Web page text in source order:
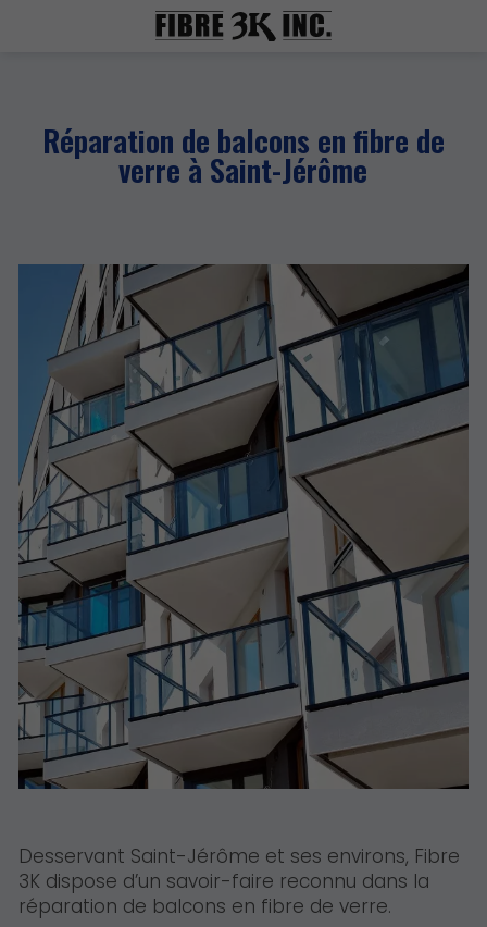
Réparation de balcons en fibre de
verre à Saint-Jérôme
Desservant Saint-Jérôme et ses environs, Fibre
3K dispose d’un savoir-faire reconnu dans la
réparation de balcons en fibre de verre.